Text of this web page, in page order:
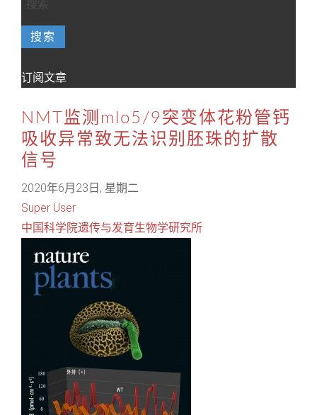
搜索
订阅文章
NMT监测mlo5/9突变体花粉管钙
吸收异常致无法识别胚珠的扩散
信号
2020年6月23日, 星期二
Super User
中国科学院遗传与发育生物学研究所